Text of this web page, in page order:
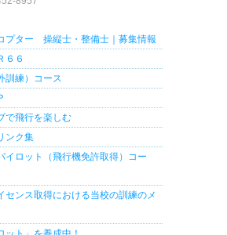
プター 操縦士・整備士｜募集情報
６６
訓練）コース
で飛行を楽しむ
ンク集
イロット（飛行機免許取得）コー
センス取得における当校の訓練のメ